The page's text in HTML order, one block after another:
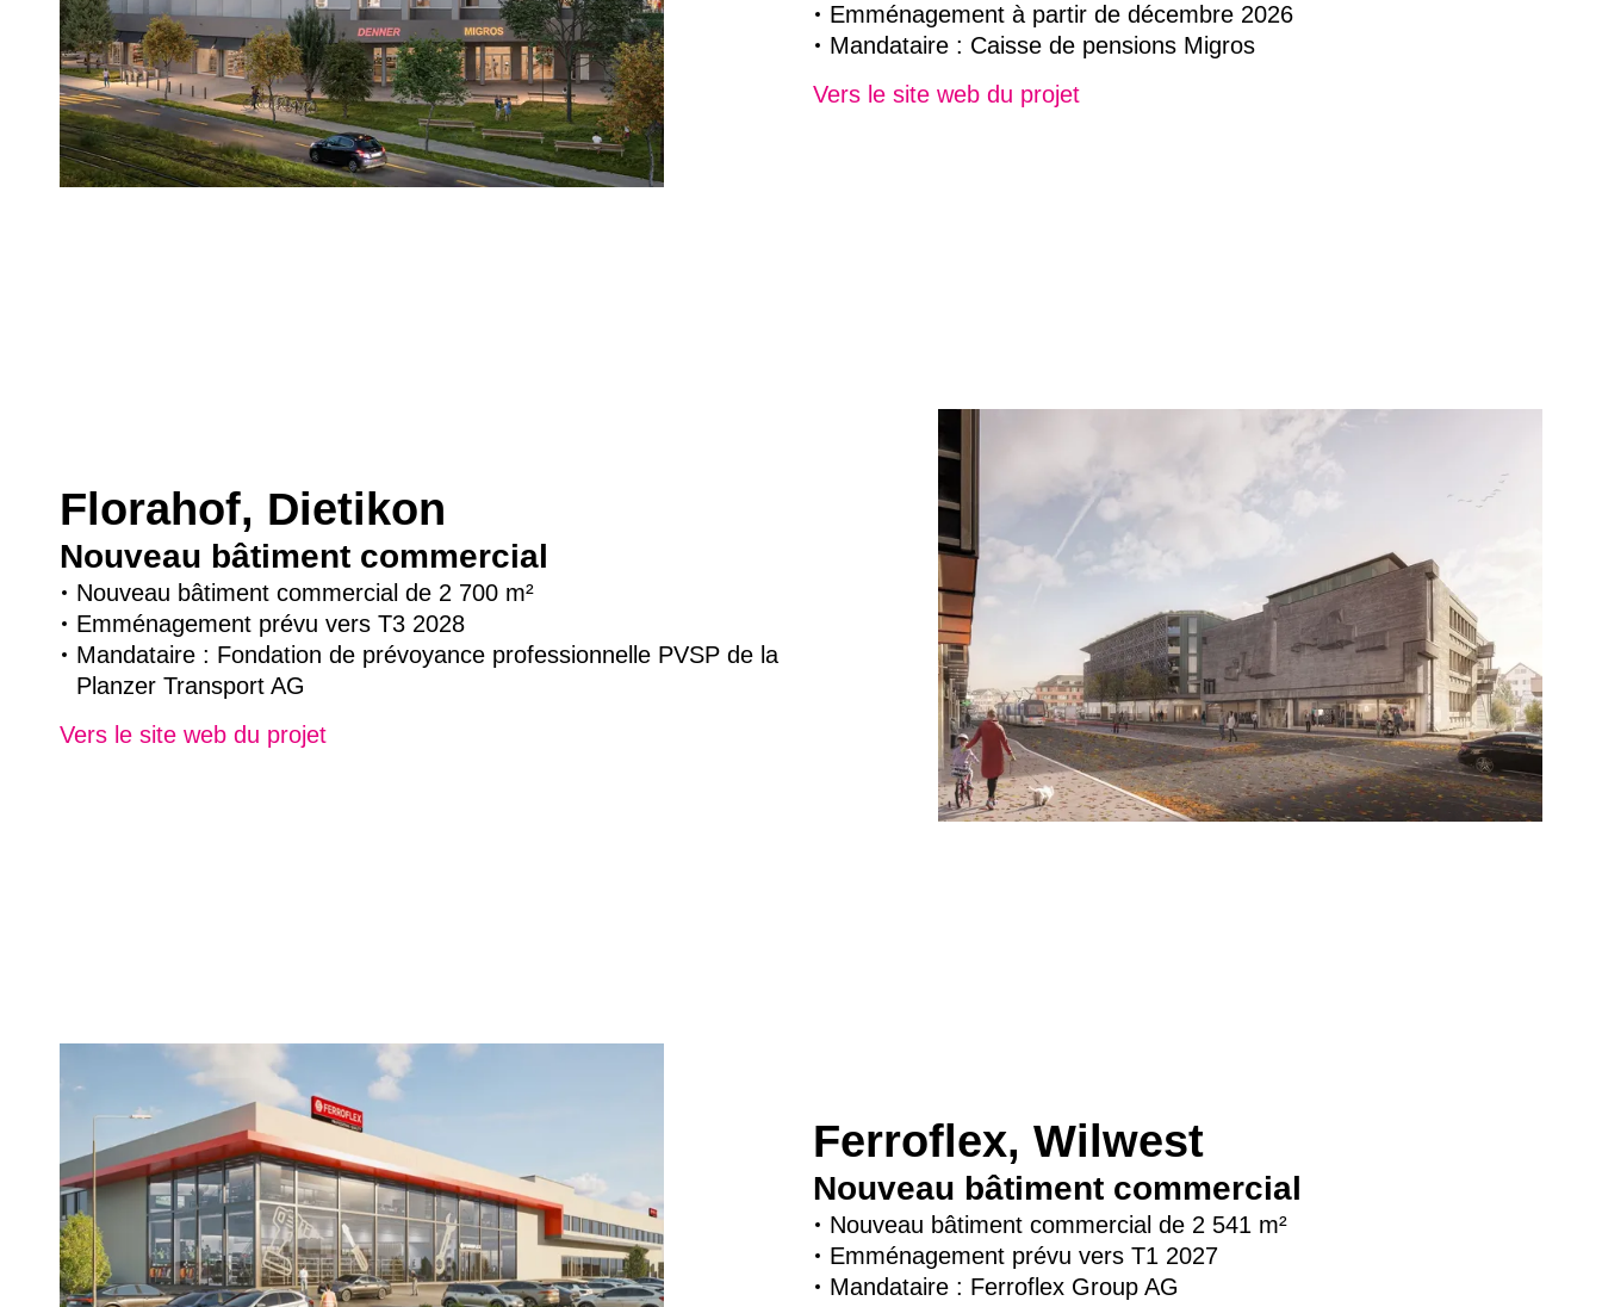
Emménagement à partir de décembre 2026
Mandataire : Caisse de pensions Migros
Vers le site web du projet
Florahof, Dietikon
Nouveau bâtiment commercial
Nouveau bâtiment commercial de 2 700 m²
Emménagement prévu vers T3 2028
Mandataire : Fondation de prévoyance professionnelle PVSP de la
Planzer Transport AG
Vers le site web du projet
Ferroflex, Wilwest
Nouveau bâtiment commercial
Nouveau bâtiment commercial de 2 541 m²
Emménagement prévu vers T1 2027
Mandataire : Ferroflex Group AG